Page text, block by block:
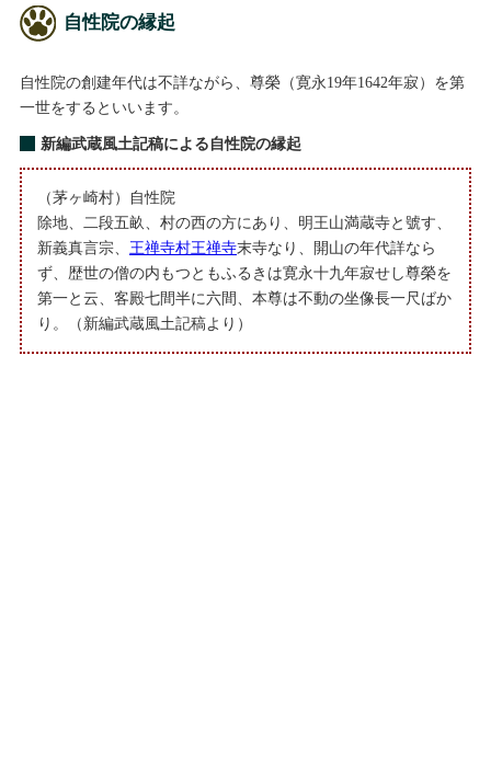
自性院の縁起
自性院の創建年代は不詳ながら、尊榮（寛永19年1642年寂）を第
一世をするといいます。
新編武蔵風土記稿による自性院の縁起
（茅ヶ崎村）自性院
除地、二段五畝、村の西の方にあり、明王山満蔵寺と號す、
新義真言宗、 王禅寺村王禅寺末寺なり、開山の年代詳なら
ず、歴世の僧の内もつともふるきは寛永十九年寂せし尊榮を
第一と云、客殿七間半に六間、本尊は不動の坐像長一尺ばか
り。（新編武蔵風土記稿より）